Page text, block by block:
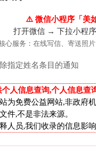
4402090978
4402087765
4402092512
⚠️ 微信小程序「美
打开微信 → 下拉小程
心服务：在线写信、寄送照
指定姓名条目的通知
人信息查询,个人信息查
为免费公益网站,非政府
件,不是非法来源。
人员,我们收录的信息影